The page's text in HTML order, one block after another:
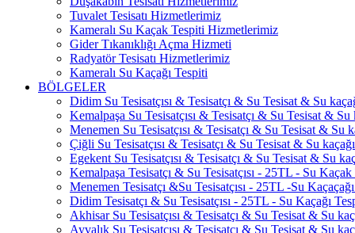
Tuvalet Tesisatı Hizmetlerimiz
Kameralı Su Kaçak Tespiti Hizmetlerimiz
Gider Tıkanıklığı Açma Hizmeti
Radyatör Tesisatı Hizmetlerimiz
Kameralı Su Kaçağı Tespiti
BÖLGELER
Didim Su Tesisatçısı & Tesisatçı & Su Tesisat & Su
Kemalpaşa Su Tesisatçısı & Tesisatçı & Su Tesisat & Su
Menemen Su Tesisatçısı & Tesisatçı & Su Tesisat & Su
Çiğli Su Tesisatçısı & Tesisatçı & Su Tesisat & Su
Egekent Su Tesisatçısı & Tesisatçı & Su Tesisat & Su
Kemalpaşa Tesisatçı & Su Tesisatçısı - 25TL - Su
Menemen Tesisatçı &Su Tesisatçısı - 25TL -Su
Didim Tesisatçı & Su Tesisatçısı - 25TL - Su Kaçağı
Akhisar Su Tesisatçısı & Tesisatçı & Su Tesisat & Su
Ayvalık Su Tesisatçısı & Tesisatçı & Su Tesisat & Su